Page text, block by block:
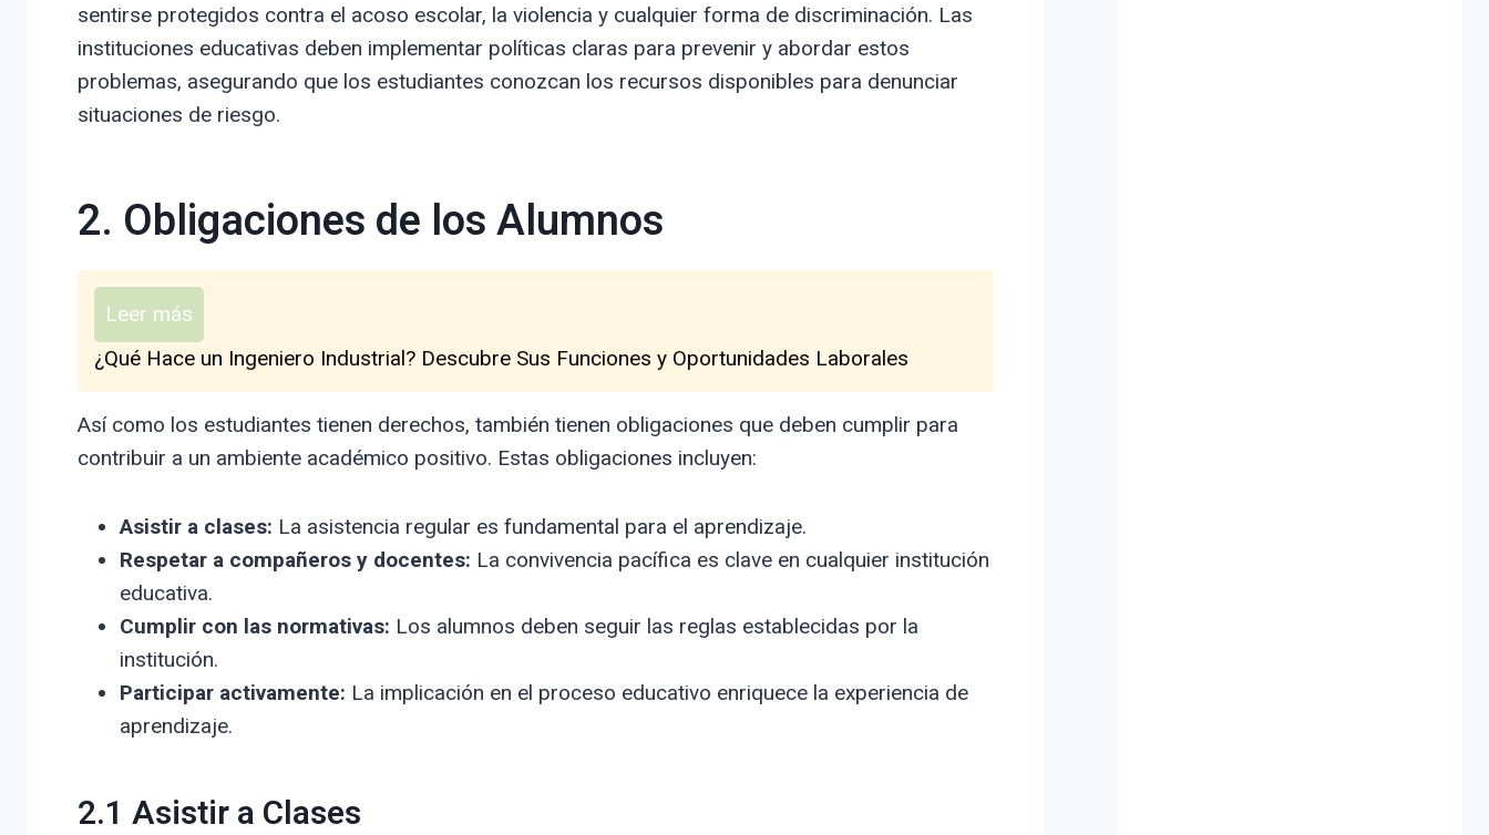
sentirse protegidos contra el acoso escolar, la violencia y cualquier forma de discriminación. Las
instituciones educativas deben implementar políticas claras para prevenir y abordar estos
problemas, asegurando que los estudiantes conozcan los recursos disponibles para denunciar
situaciones de riesgo.
2. Obligaciones de los Alumnos
Leer más
¿Qué Hace un Ingeniero Industrial? Descubre Sus Funciones y Oportunidades Laborales
Así como los estudiantes tienen derechos, también tienen obligaciones que deben cumplir para
contribuir a un ambiente académico positivo. Estas obligaciones incluyen:
Asistir a clases: La asistencia regular es fundamental para el aprendizaje.
Respetar a compañeros y docentes: La convivencia pacífica es clave en cualquier institución
educativa.
Cumplir con las normativas: Los alumnos deben seguir las reglas establecidas por la
institución.
Participar activamente: La implicación en el proceso educativo enriquece la experiencia de
aprendizaje.
2.1 Asistir a Clases